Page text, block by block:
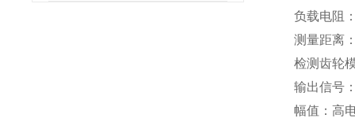
负载电阻
测量距离
检测齿轮
输出信号
幅值：高